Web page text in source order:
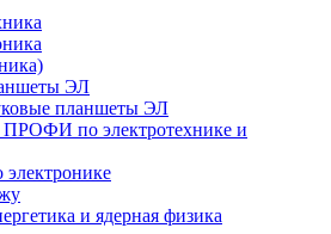
ЭЛ
планшеты ЭЛ
ПРОФИ по электротехнике и
и ядерная физика